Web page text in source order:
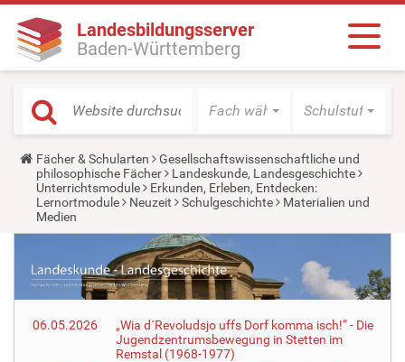
Landesbildungsserver
Baden-Württemberg
Fach wählen Schulstufe
Y
o
u
a
r
e
r
e
:
Fächer & Schularten
Gesellschaftswissenschaftliche und
philosophische Fächer
Landeskunde, Landesgeschichte
Unterrichtsmodule
Erkunden, Erleben, Entdecken:
Lernortmodule
Neuzeit Schulgeschichte
Materialien und
Medien
06.05.2026
„Wia d´Revoludsjo uffs Dorf komma isch!“ - Die
Jugendzentrumsbewegung in Stetten im
Remstal (1968-1977)